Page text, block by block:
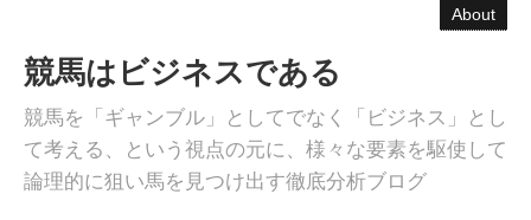
About
競馬はビジネスである
競馬を「ギャンブル」としてでなく「ビジネス」とし
て考える、という視点の元に、様々な要素を駆使して
論理的に狙い馬を見つけ出す徹底分析ブログ